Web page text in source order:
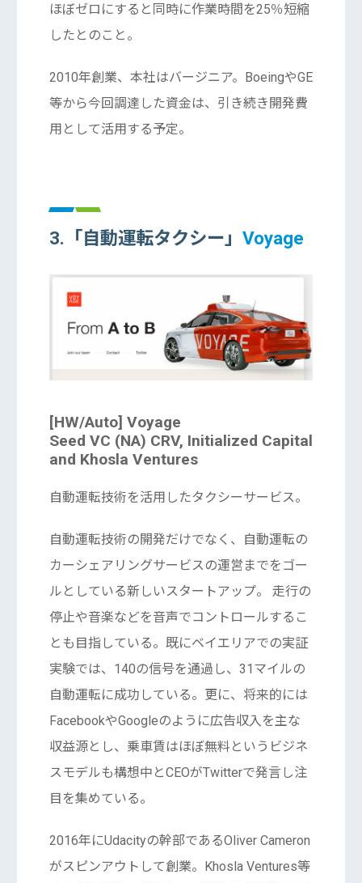
ほぼゼロにすると同時に作業時間を25％短縮
したとのこと。
2010年創業、本社はバージニア。BoeingやGE
等から今回調達した資金は、引き続き開発費
用として活用する予定。
3.「自動運転タクシー」 Voyage
[HW/Auto] Voyage
Seed VC (NA) CRV, Initialized Capital
and Khosla Ventures
自動運転技術を活用したタクシーサービス。
自動運転技術の開発だけでなく、自動運転の
カーシェアリングサービスの運営までをゴー
ルとしている新しいスタートアップ。 走行の
停止や音楽などを音声でコントロールするこ
とも目指している。既にベイエリアでの実証
実験では、140の信号を通過し、31マイルの
自動運転に成功している。更に、将来的には
FacebookやGoogleのように広告収入を主な
収益源とし、乗車賃はほぼ無料というビジネ
スモデルも構想中とCEOがTwitterで発言し注
目を集めている。
2016年にUdacityの幹部であるOliver Cameron
がスピンアウトして創業。Khosla Ventures等